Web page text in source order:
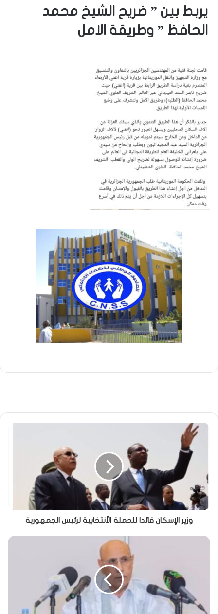
يربط بين ” ضريح الشيخ محمد
الحافظ ” وطريقة الامل
وزير الإسكان قائدا للحملة الأنتخابية لرئيس الجمهورية